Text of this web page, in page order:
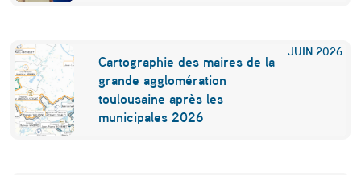
JUIN 2026
Cartographie des maires de la
grande agglomération
toulousaine après les
municipales 2026